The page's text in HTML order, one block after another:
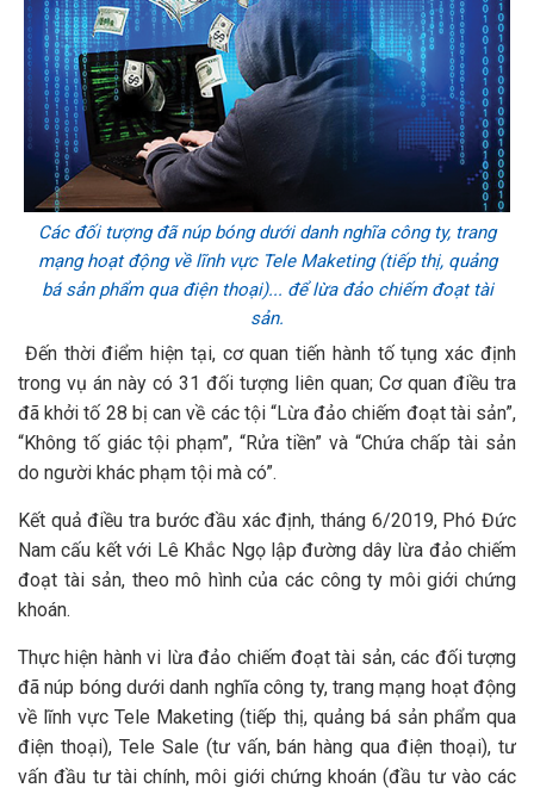
Các đối tượng đã núp bóng dưới danh nghĩa công ty, trang
mạng hoạt động về lĩnh vực Tele Maketing (tiếp thị, quảng
bá sản phẩm qua điện thoại)... để lừa đảo chiếm đoạt tài
sản.
Đến thời điểm hiện tại, cơ quan tiến hành tố tụng xác định
trong vụ án này có 31 đối tượng liên quan; Cơ quan điều tra
đã khởi tố 28 bị can về các tội “Lừa đảo chiếm đoạt tài sản”,
“Không tố giác tội phạm”, “Rửa tiền” và “Chứa chấp tài sản
do người khác phạm tội mà có”.
Kết quả điều tra bước đầu xác định, tháng 6/2019, Phó Đức
Nam cấu kết với Lê Khắc Ngọ lập đường dây lừa đảo chiếm
đoạt tài sản, theo mô hình của các công ty môi giới chứng
khoán.
Thực hiện hành vi lừa đảo chiếm đoạt tài sản, các đối tượng
đã núp bóng dưới danh nghĩa công ty, trang mạng hoạt động
về lĩnh vực Tele Maketing (tiếp thị, quảng bá sản phẩm qua
điện thoại), Tele Sale (tư vấn, bán hàng qua điện thoại), tư
vấn đầu tư tài chính, môi giới chứng khoán (đầu tư vào các